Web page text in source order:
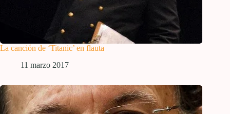
La canción de ‘Titanic’ en flauta
11 marzo 2017